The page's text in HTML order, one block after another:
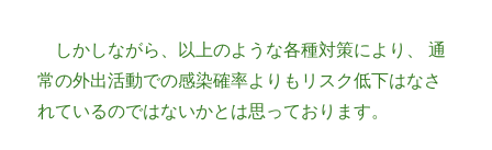
しかしながら、以上のような各種対策により、 通
常の外出活動での感染確率よりもリスク低下はなさ
れているのではないかとは思っております。